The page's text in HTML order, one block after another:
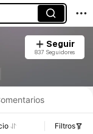
Seguir
837 Seguidores
Filtros